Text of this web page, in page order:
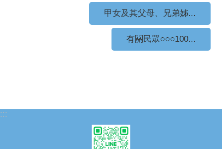
甲女及其父母、兄弟姊...
有關民眾○○○100...
:::